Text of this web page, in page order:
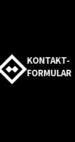
KONTAKT-
FORMULAR